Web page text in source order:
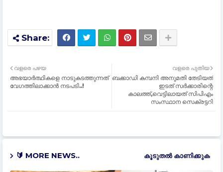
വളരെ പുതിയ
ബക്കാഡി കമ്പനി അനുമതി തേടിയത്
ഇടത് സർക്കാരിന്റെ
കാലത്ത്,വെട്ടിലായത് സിപിഎം
സംസ്ഥാന സെക്രട്ടറി
വളരെ പഴയ
അഭയാര്‍ത്ഥികളെ നാടുകടത്തുന്നത്
വേഗത്തിലാക്കാൻ നടപടി..!
🔰 MORE NEWS.. കൂടുതൽ‍ കാണിക്കുക